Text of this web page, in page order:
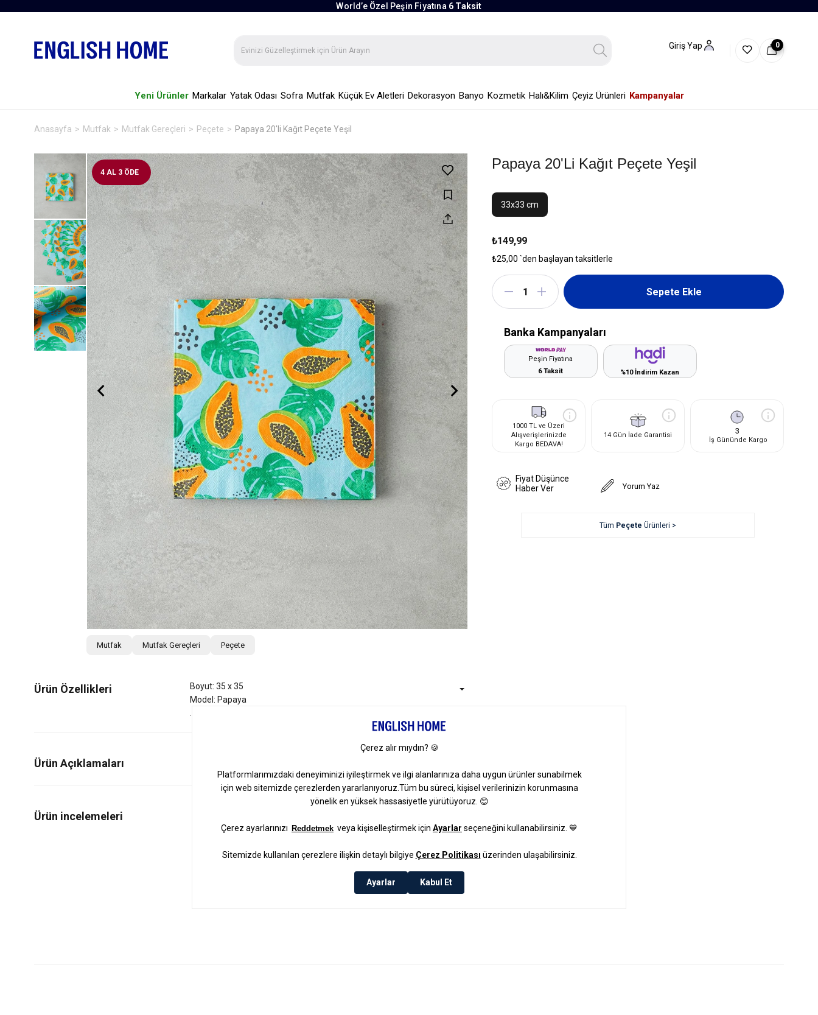
World’e Özel Peşin Fiyatına 6 Taksit
Giriş Yap 0
Yeni Ürünler Markalar Yatak Odası Sofra Mutfak Küçük Ev Aletleri Dekorasyon Banyo Kozmetik Halı&Kilim Çeyiz Ürünleri Kampanyalar
Anasayfa Mutfak Mutfak Gereçleri Peçete Papaya 20'li Kağıt Peçete Yeşil
4 AL 3 ÖDE
Mutfak Mutfak Gereçleri Peçete
Ürün Özellikleri
Boyut: 35 x 35
Model: Papaya
Ürün Açıklamaları
Papaya 20'li Kağıt Peçete Yeşil
33x33 cm
₺149,99
₺25,00 `den başlayan taksitlerle
Banka Kampanyaları
Peşin Fiyatına
6 Taksit
%10 İndirim Kazan
1000 TL ve Üzeri
Alışverişlerinizde
Kargo BEDAVA!
14 Gün İade Garantisi 3
İş Gününde Kargo
Fiyat Düşünce
Haber Ver
Yorum Yaz
Tüm Peçete Ürünleri >